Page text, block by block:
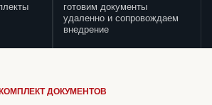
готовим документы
удаленно и сопровождаем
внедрение
КОМПЛЕКТ ДОКУМЕНТОВ